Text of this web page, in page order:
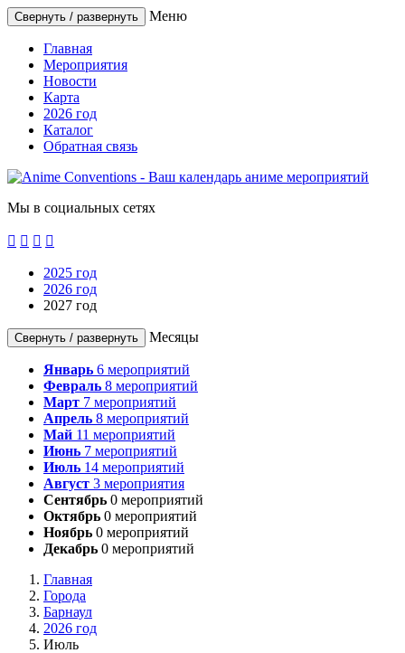
Свернуть / развернуть Меню
Главная
Мероприятия
Новости
Карта
2026 год
Каталог
Обратная связь
Мы в социальных сетях
   
2025 год
2026 год
2027 год
Свернуть / развернуть Месяцы
Январь 6 мероприятий
Февраль 8 мероприятий
Март 7 мероприятий
Апрель 8 мероприятий
Май 11 мероприятий
Июнь 7 мероприятий
Июль 14 мероприятий
Август 3 мероприятия
Сентябрь 0 мероприятий
Октябрь 0 мероприятий
Ноябрь 0 мероприятий
Декабрь 0 мероприятий
Главная
Города
Барнаул
2026 год
Июль